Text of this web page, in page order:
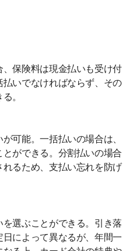
保険料は現金払いも受け付
いでなければならず、その
。
可能。一括払いの場合は、
ができる。分割払いの場合
るため、支払い忘れを防げ
選ぶことができる。引き落
によって異なるが、年間一